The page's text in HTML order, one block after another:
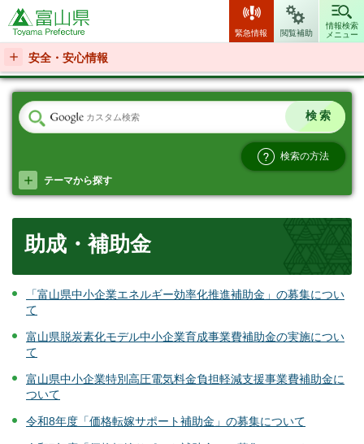
富山県
緊急情報 閲覧補助
情報検索
メニュー
安全・安心情報
検索の方法
テーマから探す
助成・補助金
「富山県中小企業エネルギー効率化推進補助金」の募集につい
て
富山県脱炭素化モデル中小企業育成事業費補助金の実施につい
て
富山県中小企業特別高圧電気料金負担軽減支援事業費補助金に
ついて
令和8年度「価格転嫁サポート補助金」の募集について